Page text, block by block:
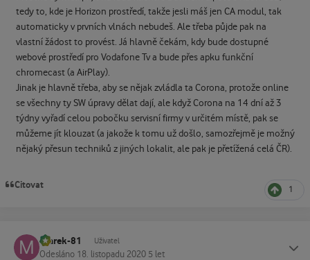
tedy to, kde je Horizon prostředí, takže jesli máš jen CA modul, tak
automaticky v prvních vlnách nebudeš. Ale třeba půjde pak na
vlastní žádost to provést. Já hlavně čekám, kdy bude dostupné
webové prostředí pro Vodafone Tv a bude přes apku funkční
chromecast (a AirPlay).
Jinak je hlavně třeba, aby se nějak zvládla ta Corona, protože online
se všechny ty SW úpravy dělat dají, ale když Corona na 14 dní až 3
týdny vyřadí celou pobočku servisní firmy v určitém místě, pak se
můžeme jít klouzat (a jakože k tomu už došlo, samozřejmě je možný
nějaký přesun techniků z jiných lokalit, ale pak je přetížená celá ČR).
Citovat 1
marek-81 Uživatel
Odesláno 18. listopadu 2020 5 let